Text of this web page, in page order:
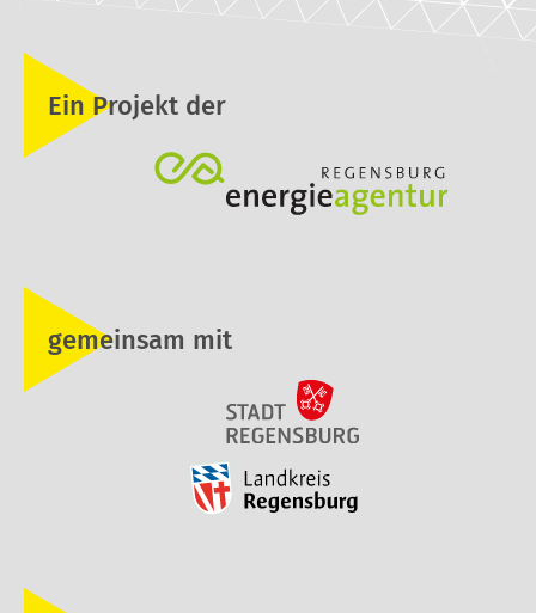
Ein Projekt der
gemeinsam mit